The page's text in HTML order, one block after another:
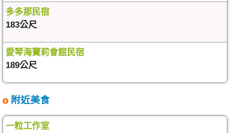
多多那民宿
183公尺
愛琴海寶莉會館民宿
189公尺
附近美食
一粒工作室